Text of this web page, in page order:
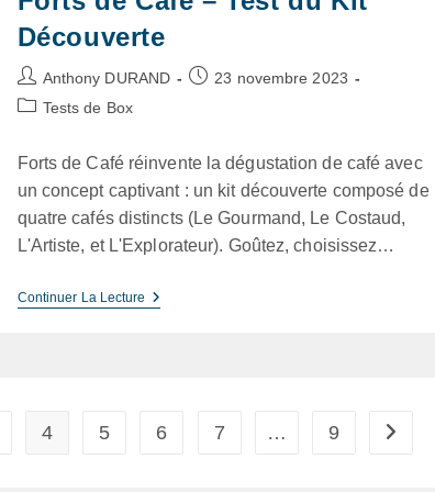
Découverte
Auteur/autrice
de
Anthony DURAND
Publication
23 novembre 2023
PostTests de Box
Forts de Café réinvente la dégustation de café avec
un concept captivant : un kit découverte composé de
quatre cafés distincts (Le Gourmand, Le Costaud,
L'Artiste, et L'Explorateur). Goûtez, choisissez…
Continuer La Lecture Forts
4 5 6 7 … 9 Aller à